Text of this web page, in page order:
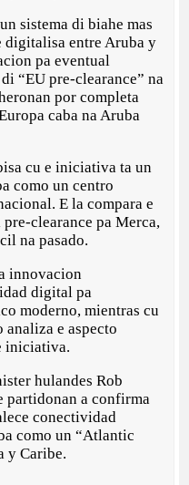
sistema di biahe mas
digitalisa entre Aruba y
pa eventual
“EU pre-clearance” na
por completa
caba na Aruba
cu e iniciativa ta un
como un centro
E la compara e
clearance pa Merca,
na pasado.
innovacion
digital pa
moderno, mientras cu
e aspecto
iniciativa.
hulandes Rob
partidonan a confirma
conectividad
como un “Atlantic
y Caribe.